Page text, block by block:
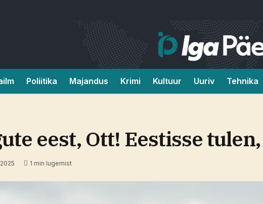
Poliitika Majandus Krimi Kultuur Uuriv Tehnika
eest, Ott! Eestisse
1 min lugemist